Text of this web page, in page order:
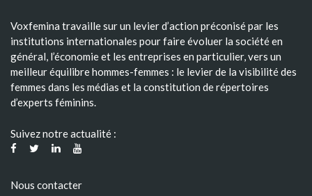
Voxfemina travaille sur un levier d’action préconisé par les
institutions internationales pour faire évoluer la société en
général, l’économie et les entreprises en particulier, vers un
meilleur équilibre hommes-femmes : le levier de la visibilité des
femmes dans les médias et la constitution de répertoires
d’experts féminins.
Suivez notre actualité :
Nous contacter